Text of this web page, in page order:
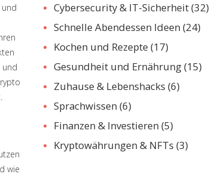
und
wie
Cybersecurity & IT-Sicherheit(32)
Schnelle Abendessen Ideen (24)
Kochen und Rezepte (17)
Gesundheit und Ernährung(15)
Zuhause & Lebenshacks (6)
Sprachwissen (6)
Finanzen & Investieren (5)
Kryptowährungen & NFTs (3)